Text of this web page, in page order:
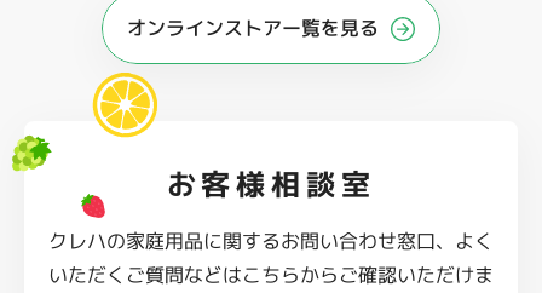
オンラインストアー覧を見る
お客様相談室
クレハの家庭用品に関するお問い合わせ窓口、よく
いただくご質問などはこちらからご確認いただけま